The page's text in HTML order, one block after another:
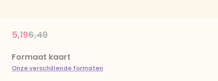
Price reduced from
6,49to
5,19
Formaat kaart
Onze verschillende formaten